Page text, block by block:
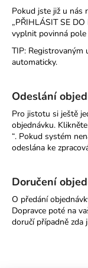
Pokud jste již u nás
„PŘIHLÁSIT SE
vyplnit povinná
TIP: Registrovaným
automaticky.
Odeslání
Pro jistotu si ještě
objednávku.
“. Pokud systém
odeslána ke
Doručení
O předání
Dopravce poté na
doručí případně zda